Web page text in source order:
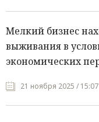
Мелкий бизнес
выживания в
экономических
21 ноября 2025 / 15:07